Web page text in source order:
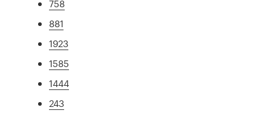
758
881
1923
1585
1444
243